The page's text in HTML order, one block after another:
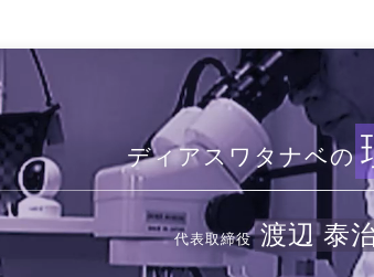
ディアスワタナベの
代表取締役 渡辺 泰